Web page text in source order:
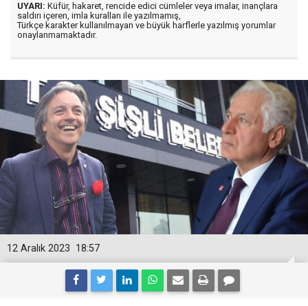
UYARI: Küfür, hakaret, rencide edici cümleler veya imalar, inançlara
saldırı içeren, imla kuralları ile yazılmamış,
Türkçe karakter kullanılmayan ve büyük harflerle yazılmış yorumlar
onaylanmamaktadır.
18:57
12 Aralık 2023